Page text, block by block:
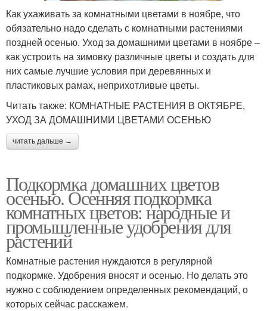
Как ухаживать за комнатными цветами в ноябре, что
обязательно надо сделать с комнатными растениями
поздней осенью. Уход за домашними цветами в ноябре –
как устроить на зимовку различные цветы и создать для
них самые лучшие условия при деревянных и
пластиковых рамах, неприхотливые цветы.
Читать также: КОМНАТНЫЕ РАСТЕНИЯ В ОКТЯБРЕ,
УХОД ЗА ДОМАШНИМИ ЦВЕТАМИ ОСЕНЬЮ
читать дальше →
Подкормка домашних цветов
осенью. Осенняя подкормка
комнатных цветов: народные и
промышленные удобрения для
растений
Комнатные растения нуждаются в регулярной
подкормке. Удобрения вносят и осенью. Но делать это
нужно с соблюдением определенных рекомендаций, о
которых сейчас расскажем.